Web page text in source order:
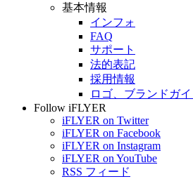
基本情報
インフォ
FAQ
サポート
法的表記
採用情報
ロゴ、ブランドガ
Follow iFLYER
iFLYER on Twitter
iFLYER on Facebook
iFLYER on Instagram
iFLYER on YouTube
RSS フィード